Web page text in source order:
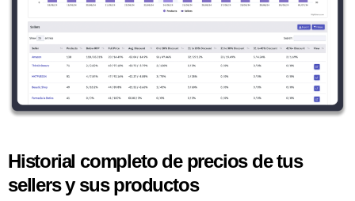
Historial completo de precios de tus
sellers y sus productos